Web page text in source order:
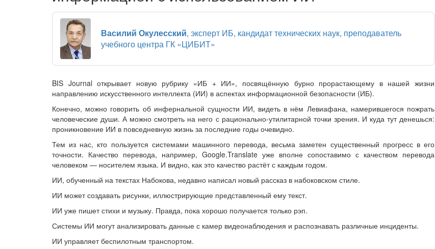
Василий Окулесский, эксперт ИБ, кандидат технических наук, преподаватель
учебного центра ГК «ЦИБИТ»
BIS Journal открывает новую рубрику «ИБ + ИИ», посвящённую бурно прорастающему в нашей жизни
направлению искусственного интеллекта (ИИ) в аспектах информационной безопасности (ИБ).
Конечно, можно говорить об инфернальной сущности ИИ, видеть в нём Левиафана, намерившегося пожрать
человеческие души. А можно смотреть на него с рационально-утилитарной точки зрения. И куда тут денешься:
проникновение ИИ в повседневную жизнь за последние годы очевидно.
Тем из нас, кто пользуется системами машинного перевода, весьма заметен существенный прогресс в его
точности. Качество перевода, например, Google.Translate уже вполне сопоставимо с качеством перевода
человеком — носителем языка. И видно, как это качество растёт с каждым годом.
ИИ, обученный на текстах Набокова, недавно написал новый рассказ в набоковском стиле.
ИИ может создавать рисунки, иллюстрирующие представленный ему текст.
ИИ уже пишет стихи и музыку. Правда, пока хорошо получается только рэп.
Системы ИИ могут анализировать данные с камер видеонаблюдения и распознавать различные инциденты.
ИИ управляет беспилотным транспортом.